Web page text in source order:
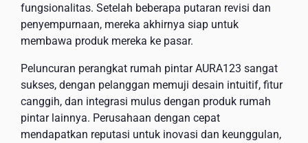
fungsionalitas. Setelah beberapa putaran revisi dan
penyempurnaan, mereka akhirnya siap untuk
membawa produk mereka ke pasar.
Peluncuran perangkat rumah pintar AURA123 sangat
sukses, dengan pelanggan memuji desain intuitif, fitur
canggih, dan integrasi mulus dengan produk rumah
pintar lainnya. Perusahaan dengan cepat
mendapatkan reputasi untuk inovasi dan keunggulan,